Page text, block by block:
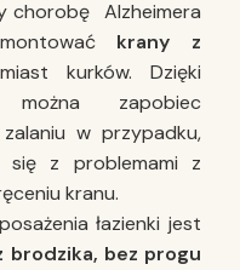
chorobę Alzheimera
krany z
kurków. Dzięki
można zapobiec
w przypadku,
się z problemami z
kranu.
łazienki jest
brodzika, bez progu